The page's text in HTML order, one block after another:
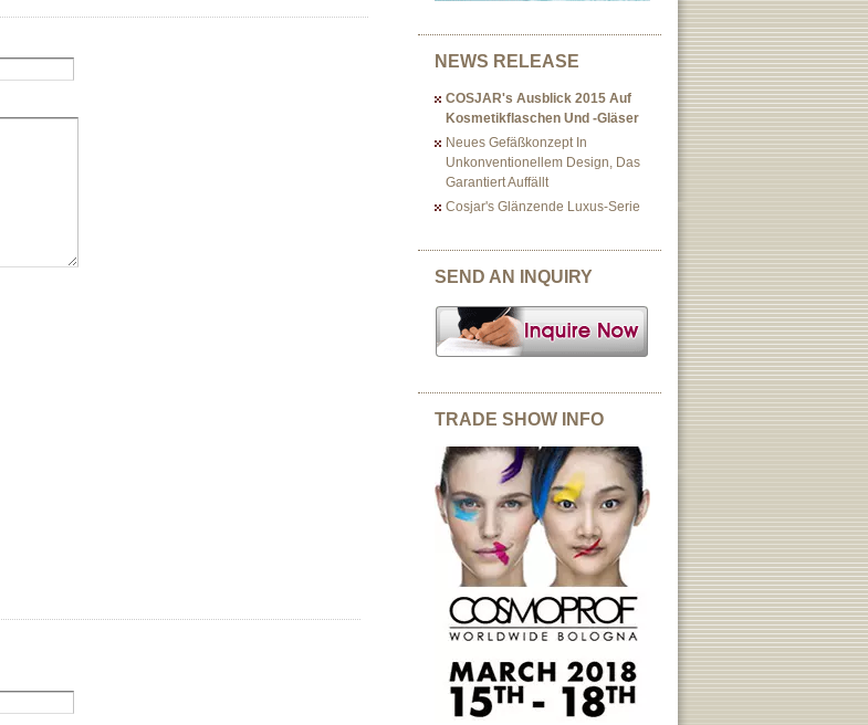
NEWS RELEASE
COSJAR's Ausblick 2015 Auf
Kosmetikflaschen Und -gläser
Neues Gefäßkonzept In
Unkonventionellem Design, Das
Garantiert Auffällt
Cosjar's Glänzende Luxus-Serie
SEND AN INQUIRY
TRADE SHOW INFO